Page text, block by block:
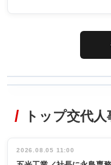
非鉄業界で
インタビュ
ー／社内ア
タックトレー
祝う 業界関
係者ら220人
トップ交代人
2026.08.05 11:00